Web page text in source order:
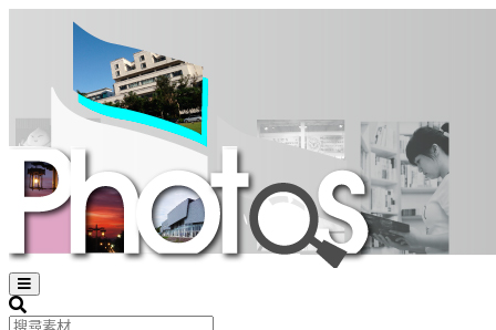
Open
sidebar
Search